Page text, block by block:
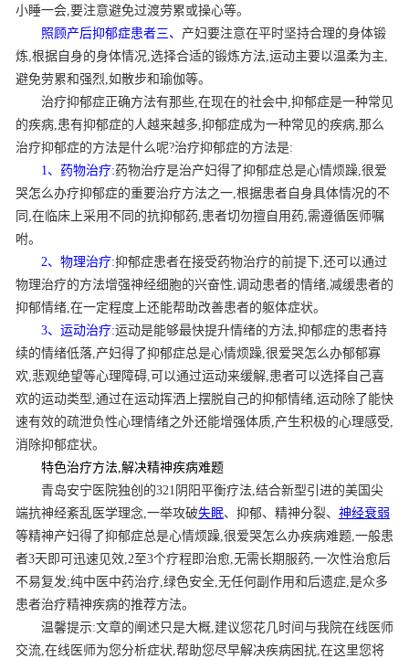
小睡一会,要注意避免过渡劳累或操心等。
照顾产后抑郁症患者三、 产妇要注意在平时坚持合理的身体锻
炼,根据自身的身体情况,选择合适的锻炼方法,运动主要以温柔为主,
避免劳累和强烈,如散步和瑜伽等。
治疗抑郁症正确方法有那些,在现在的社会中,抑郁症是一种常见
的疾病,患有抑郁症的人越来越多,抑郁症成为一种常见的疾病,那么
治疗抑郁症的方法是什么呢?治疗抑郁症的方法是:
1、药物治疗:药物治疗是治产妇得了抑郁症总是心情烦躁,很爱
哭怎么办疗抑郁症的重要治疗方法之一,根据患者自身具体情况的不
同,在临床上采用不同的抗抑郁药,患者切勿擅自用药,需遵循医师嘱
咐。
2、物理治疗:抑郁症患者在接受药物治疗的前提下,还可以通过
物理治疗的方法增强神经细胞的兴奋性,调动患者的情绪,减缓患者的
抑郁情绪,在一定程度上还能帮助改善患者的躯体症状。
3、运动治疗:运动是能够最快提升情绪的方法,抑郁症的患者持
续的情绪低落,产妇得了抑郁症总是心情烦躁,很爱哭怎么办郁郁寡
欢,悲观绝望等心理障碍,可以通过运动来缓解,患者可以选择自己喜
欢的运动类型,通过在运动挥洒上摆脱自己的抑郁情绪,运动除了能快
速有效的疏泄负性心理情绪之外还能增强体质,产生积极的心理感受,
消除抑郁症状。
特色治疗方法,解决精神疾病难题
青岛安宁医院独创的321阴阳平衡疗法,结合新型引进的美国尖
端抗神经紊乱医学理念,一举攻破失眠、抑郁、精神分裂、 神经衰弱
等精神产妇得了抑郁症总是心情烦躁,很爱哭怎么办疾病难题,一般患
者3天即可迅速见效,2至3个疗程即治愈,无需长期服药,一次性治愈后
不易复发;纯中医中药治疗,绿色安全,无任何副作用和后遗症,是众多
患者治疗精神疾病的推荐方法。
温馨提示:文章的阐述只是大概,建议您花几时间与我院在线医师
交流,在线医师为您分析症状,帮助您尽早解决疾病困扰,在这里您将